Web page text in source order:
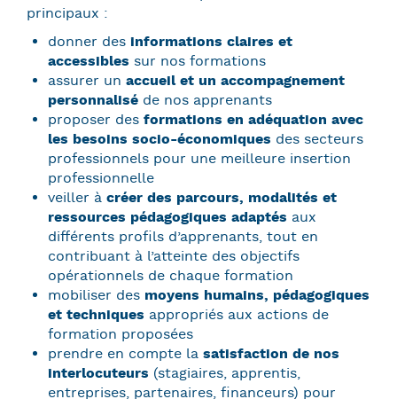
principaux :
​donner des informations claires et
accessibles sur nos formations
assurer un accueil et un accompagnement
personnalisé de nos apprenants
proposer des formations en adéquation avec
les besoins socio-économiques des secteurs
professionnels pour une meilleure insertion
professionnelle
veiller à créer des parcours, modalités et
ressources pédagogiques adaptés aux
différents profils d’apprenants, tout en
contribuant à l’atteinte des objectifs
opérationnels de chaque formation
mobiliser des moyens humains, pédagogiques
et techniques appropriés aux actions de
formation proposées
prendre en compte la satisfaction de nos
interlocuteurs (stagiaires, apprentis,
entreprises, partenaires, financeurs) pour